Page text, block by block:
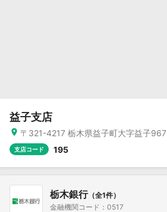
益子支店
〒321-4217 栃木県益子町大字益子967
支店コード 195
栃木銀行（全1件）
金融機関コード：0517